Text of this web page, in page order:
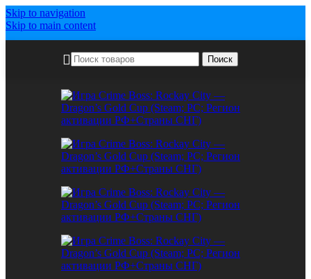
Skip to navigation
Skip to main content
Поиск